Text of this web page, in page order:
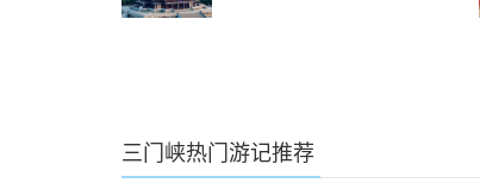
三门峡热门游记推荐